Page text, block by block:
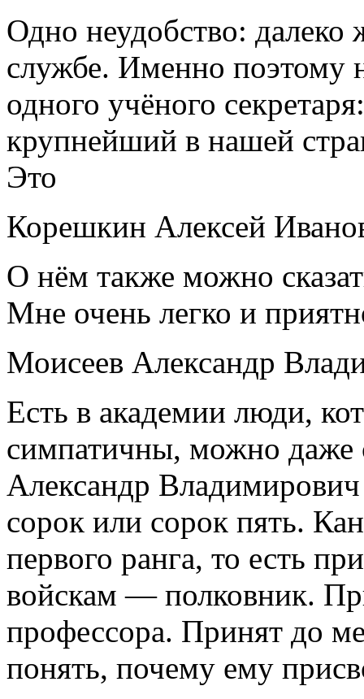
Одно неудобство: далеко
службе. Именно поэтому
одного учёного
крупнейший в нашей
Это
Корешкин Алексей
О нём также можно
Мне очень легко и
Моисеев Александр
Есть в академии люди,
симпатичны, можно даже
Александр
сорок или сорок пять.
первого ранга, то есть
войскам — полковник.
профессора. Принят до
понять, почему ему